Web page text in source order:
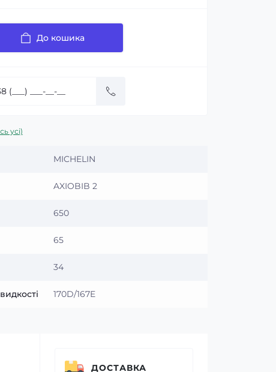
До кошика
усі)
MICHELIN
AXIOBIB 2
650
65
34
170D/167E
ДОСТАВКА